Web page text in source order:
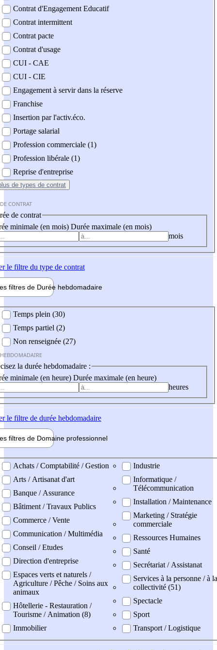
Contrat d'Engagement Educatif
Contrat intermittent
Contrat pacte
Contrat d'usage
CUI - CAE
CUI - CIE
Engagement à servir dans la réserve
Franchise
Insertion par l'activ.éco.
Portage salarial
Profession commerciale (1)
Profession libérale (1)
Reprise d'entreprise
de types de contrat
CONTRAT
de contrat
minimale (en mois) Durée maximale (en mois)
mois
le filtre du type de contrat
filtres de Durée hebdomadaire
Temps plein (30)
Temps partiel (2)
Non renseignée (27)
la durée hebdomadaire :
minimale (en heure) Durée maximale (en heure)
heures
le filtre de durée hebdomadaire
filtres de Domaine professionnel
professionel
Achats / Comptabilité / Gestion
Arts / Artisanat d'art
Banque / Assurance
Bâtiment / Travaux Publics
Commerce / Vente
Communication / Multimédia
Conseil / Etudes
Direction d'entreprise
Espaces verts et naturels /
Agriculture / Pêche / Soins aux
animaux
Hôtellerie - Restauration /
Tourisme / Animation (8)
Immobilier
Industrie
Informatique /
Télécommunication
Installation / Maintenance
Marketing / Stratégie
commerciale
Ressources Humaines
Santé
Secrétariat / Assistanat
Services à la personne / à la
collectivité (51)
Spectacle
Sport
Transport / Logistique